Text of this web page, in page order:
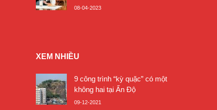
08-04-2023
XEM NHIỀU
9 công trình “kỳ quặc” có một
không hai tại Ấn Độ
09-12-2021